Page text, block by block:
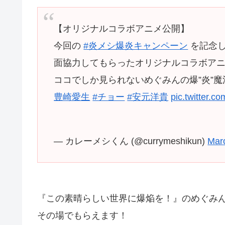
【オリジナルコラボアニメ公開】
今回の#炎メシ爆炎キャンペーン を記念
面協力してもらったオリジナルコラボア
ココでしか見られないめぐみんの爆”炎”
豊崎愛生 #チョー #安元洋貴
— カレーメシくん (@currymeshikun)
『この素晴らしい世界に爆焔を！』のめぐ
その場でもらえます！